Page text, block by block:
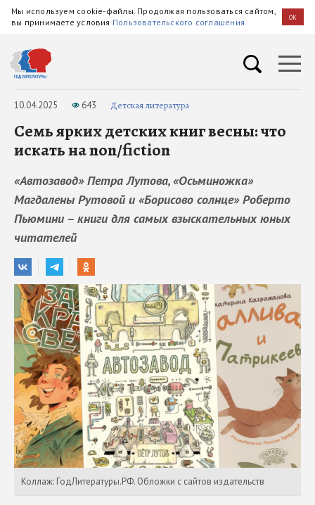
Мы используем cookie-файлы. Продолжая пользоваться сайтом,
вы принимаете условия Пользовательского соглашения OK
10.04.2025 643 Детская литература
Семь ярких детских книг весны: что
искать на non/fiction
«Автозавод» Петра Лутова, «Осьминожка»
Магдалены Рутовой и «Борисово солнце» Роберто
Пьюмини – книги для самых взыскательных юных
читателей
Коллаж: ГодЛитературы.РФ. Обложки с сайтов издательств